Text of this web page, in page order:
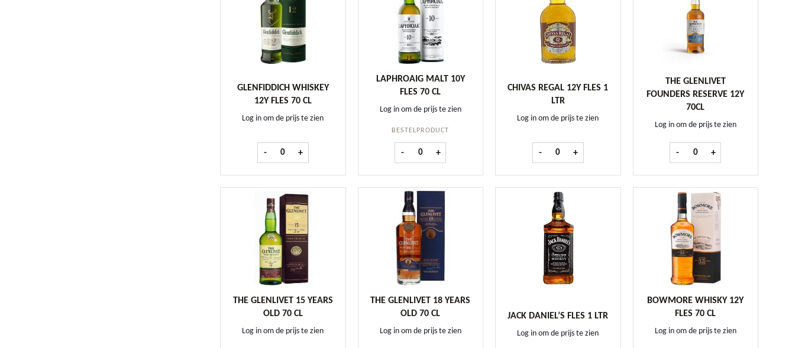
GLENFIDDICH WHISKEY
12Y FLES 70 CL
Log in om de prijs te zien
- Glenfiddich Whiskey 12Y fles 70 cl aantal
+
LAPHROAIG MALT 10Y
FLES 70 CL
Log in om de prijs te zien
BESTELPRODUCT
- Laphroaig Malt 10Y fles 70 cl aantal
+
CHIVAS REGAL 12Y FLES 1
LTR
Log in om de prijs te zien
- Chivas Regal 12Y fles 1 ltr aantal
+
THE GLENLIVET
FOUNDERS RESERVE 12Y
70CL
Log in om de prijs te zien
- the Glenlivet Founders
+
THE GLENLIVET 15 YEARS
OLD 70 CL
Log in om de prijs te zien
THE GLENLIVET 18 YEARS
OLD 70 CL
Log in om de prijs te zien
JACK DANIEL’S FLES 1 LTR
Log in om de prijs te zien
BOWMORE WHISKY 12Y
FLES 70 CL
Log in om de prijs te zien